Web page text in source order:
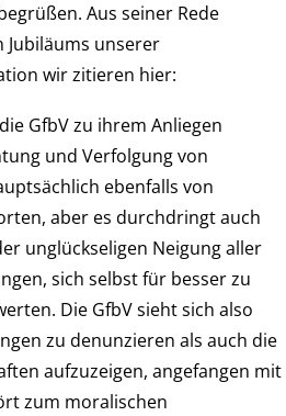
Aus seiner Rede
Jubiläums unserer
wir zitieren hier:
GfbV zu ihrem Anliegen
und Verfolgung von
ebenfalls von
aber es durchdringt auch
unglückseligen Neigung aller
sich selbst für besser zu
Die GfbV sieht sich also
zu denunzieren als auch die
aufzuzeigen, angefangen mit
zum moralischen